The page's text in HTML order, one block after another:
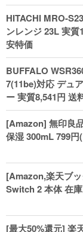
HITACHI MRO-
ンレンジ 23L 実
安特価
BUFFALO
7(11be)対応 デュ
ー 実質8,541円 送
[Amazon] 無印良
保湿 300mL 799
[Amazon,楽天ブ
Switch 2 本体 在
[最大50%還元] 楽